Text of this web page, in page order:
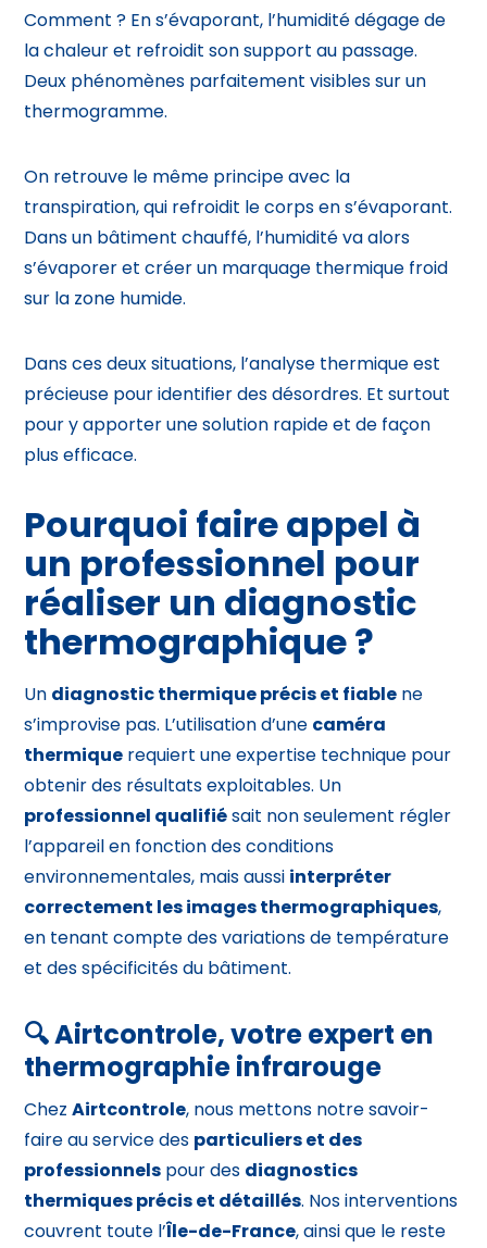
Comment ? En s’évaporant, l’humidité dégage de
la chaleur et refroidit son support au passage.
Deux phénomènes parfaitement visibles sur un
thermogramme.
On retrouve le même principe avec la
transpiration, qui refroidit le corps en s’évaporant.
Dans un bâtiment chauffé, l’humidité va alors
s’évaporer et créer un marquage thermique froid
sur la zone humide.
Dans ces deux situations, l’analyse thermique est
précieuse pour identifier des désordres. Et surtout
pour y apporter une solution rapide et de façon
plus efficace.
Pourquoi faire appel à
un professionnel pour
réaliser un diagnostic
thermographique ?
Un diagnostic thermique précis et fiable ne
s’improvise pas. L’utilisation d’une caméra
thermique requiert une expertise technique pour
obtenir des résultats exploitables. Un
professionnel qualifiésait non seulement régler
l’appareil en fonction des conditions
environnementales, mais aussi interpréter
correctement les images thermographiques,
en tenant compte des variations de température
et des spécificités du bâtiment.
🔍Airtcontrole, votre expert en
thermographie infrarouge
ChezAirtcontrole, nous mettons notre savoir-
faire au service des particuliers et des
professionnels pour des diagnostics
thermiques précis et détaillés. Nos interventions
couvrent toute l’Île-de-France, ainsi que le reste